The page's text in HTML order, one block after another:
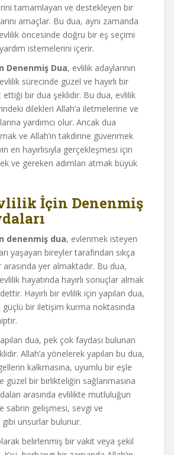
tamamlayan ve destekleyen bir
amaçlar. Bu dua, aynı zamanda
evlilik öncesinde doğru bir eş seçimi
istemelerini içerir.
Denenmiş Dua, evlilik adaylarının
sürecinde güzel ve hayırlı bir
bir dua şeklidir. Bu dua, evlilik
dilekleri Allah’a iletmelerine ve
yardımcı olur. Ancak dua
ve Allah’ın takdirine güvenmek
en hayırlısıyla gerçekleşmesi için
ve gereken adımları atmak büyük
İçin Denenmiş
denenmiş dua, evlenmek isteyen
yaşayan bireyler tarafından sıkça
arasında yer almaktadır. Bu dua,
hayatında hayırlı sonuçlar almak
Hayırlı bir evlilik için yapılan dua,
bir iletişim kurma noktasında
dua, pek çok faydası bulunan
Allah’a yönelerek yapılan bu dua,
kalkmasına, uyumlu bir eşle
güzel bir birlikteliğin sağlanmasına
arasında evlilikte mutluluğun
sabrın gelişmesi, sevgi ve
gibi unsurlar bulunur.
belirlenmiş bir vakit veya şekil